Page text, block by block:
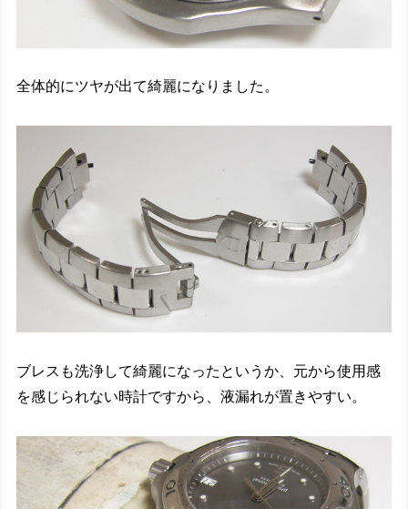
全体的にツヤが出て綺麗になりました。
ブレスも洗浄して綺麗になったというか、元から使用感
を感じられない時計ですから、液漏れが置きやすい。